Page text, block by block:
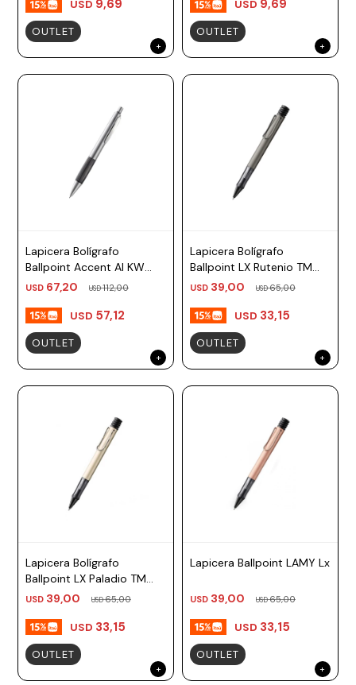
USD 9,69
OUTLET
USD 9,69
OUTLET
Lapicera Bolígrafo
Ballpoint Accent Al KW
Plateado Madera TM
USD 67,20 USD112,00
USD 57,12
OUTLET
Lapicera Bolígrafo
Ballpoint LX Rutenio TM
negro Lamy
USD 39,00 USD65,00
USD 33,15
OUTLET
Lapicera Bolígrafo
Ballpoint LX Paladio TM
negro Lamy
USD 39,00 USD65,00
USD 33,15
OUTLET
Lapicera Ballpoint LAMY Lx
USD 39,00 USD65,00
USD 33,15
OUTLET